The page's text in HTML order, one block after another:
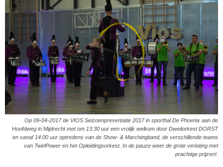
Op 09-04-2017 de VIOS Seizoenpresentatie 2017 in sporthal De Phoenix aan de
Hoofdweg in Mijdrecht met om 13:30 uur een vrolijk welkom door Dweilorkest DORST
en vanaf 14:00 uur optredens van de Show- & Marchingband, de verschillende teams
van TwirlPower en het Opleidingsorkest. In de pauze weer de grote verloting met
prachtige prijzen!.